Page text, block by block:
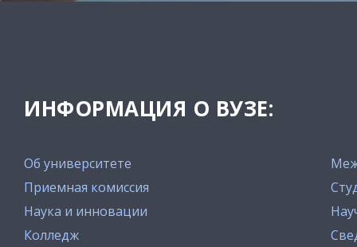
ИНФОРМАЦИЯ О ВУЗЕ:
Об университете
Приемная комиссия
Наука и инновации
Колледж